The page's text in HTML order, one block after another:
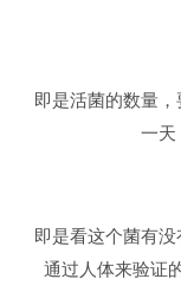
即是活菌的数量
一天
即是看这个菌有
通过人体来验证